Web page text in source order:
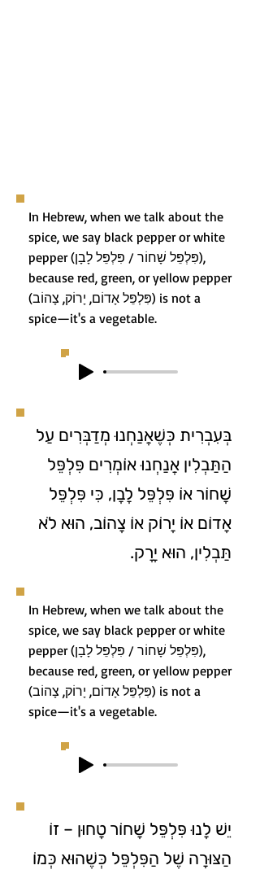
In Hebrew, when we talk about the
spice, we say black pepper or white
pepper (פִּלְפֵּל שָׁחוֹר / פִּלְפֵּל לָבָן),
because red, green, or yellow pepper
(פִּלְפֵּל אָדוֹם, יָרוֹק, צָהוֹב) is not a
spice—it's a vegetable.
בְּעִבְרִית כְּשֶׁאֲנַחְנוּ מְדַבְּרִים עַל
הַתַּבְלִין אֲנַחְנוּ אוֹמְרִים פִּלְפֵּל
שָׁחוֹר אוֹ פִּלְפֵּל לָבָן, כִּי פִּלְפֵּל
אָדוֹם אוֹ יָרוֹק אוֹ צָהוֹב, הוּא לֹא
תַּבְלִין, הוּא יָרָק.
In Hebrew, when we talk about the
spice, we say black pepper or white
pepper (פִּלְפֵּל שָׁחוֹר / פִּלְפֵּל לָבָן),
because red, green, or yellow pepper
(פִּלְפֵּל אָדוֹם, יָרוֹק, צָהוֹב) is not a
spice—it's a vegetable.
יֵשׁ לָנוּ פִּלְפֵּל שָׁחוֹר טָחוּן – זוֹ
הַצּוּרָה שֶׁל הַפִּלְפֵּל כְּשֶׁהוּא כְּמוֹ